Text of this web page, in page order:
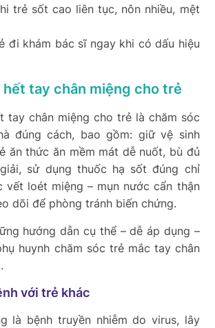
trẻ sốt cao liên tục, nôn nhiều, mệt
đi khám bác sĩ ngay khi có dấu hiệu
hết tay chân miệng cho trẻ
tay chân miệng cho trẻ là chăm sóc
đúng cách, bao gồm: giữ vệ sinh
ăn thức ăn mềm mát dễ nuốt, bù đủ
sử dụng thuốc hạ sốt đúng chỉ
vết loét miệng – mụn nước cẩn thận
dõi để phòng tránh biến chứng.
hướng dẫn cụ thể – dễ áp dụng –
huynh chăm sóc trẻ mắc tay chân
với trẻ khác
là bệnh truyền nhiễm do virus, lây